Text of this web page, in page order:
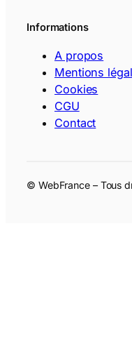
Informations
A propos
Mentions
Cookies
CGU
Contact
© WebFrance – Tous